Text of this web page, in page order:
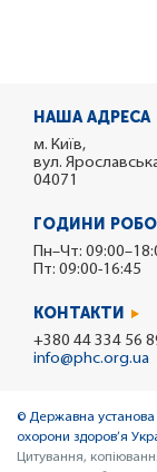
НАША АДРЕСА
м. Київ,
вул.
04071
ГОДИНИ
Пн–Чт:
Пт: 09:00-16:45
КОНТАКТИ
+380 44 334 56
info@phc.org.ua
© Державна установа
охорони здоров’я
Цитування,